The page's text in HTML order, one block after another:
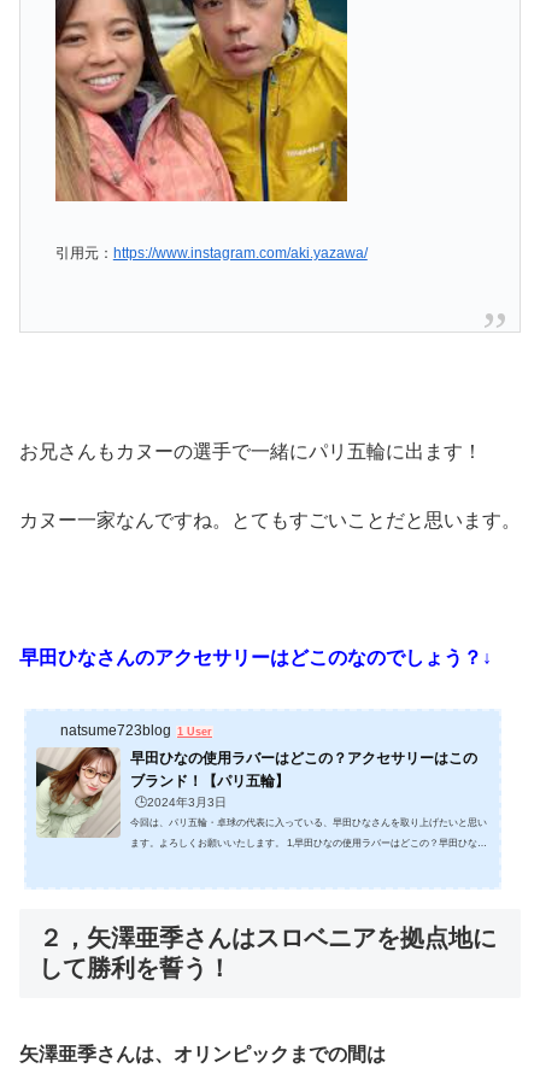
引用元： https://www.instagram.com/aki.yazawa/
お兄さんもカヌーの選手で一緒にパリ五輪に出ます！
カヌー一家なんですね。とてもすごいことだと思います。
早田ひなさんのアクセサリーはどこのなのでしょう？↓
natsume723blog 1 User
早田ひなの使用ラバーはどこの？アクセサリーはこの
ブランド！【パリ五輪】
🕒️2024年3月3日
今回は、パリ五輪・卓球の代表に入っている、早田ひなさんを取り上げたいと思い
ます。よろしくお願いいたします。 1,早田ひなの使用ラバーはどこの？早田ひなさ
色でも良いそうです。 ↑これがキョウヒョウ３国狂ブルーの裏です。表裏の差が
無いですね。袋は一緒…です。引用...
２，矢澤亜季さんはスロベニアを拠点地に
して勝利を誓う！
矢澤亜季さんは、オリンピックまでの間は